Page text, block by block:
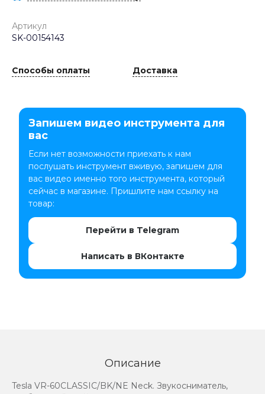
Артикул
SK-00154143
Способы оплаты Доставка
Запишем видео инструмента для
вас
Если нет возможности приехать к нам
послушать инструмент вживую, запишем для
вас видео именно того инструмента, который
сейчас в магазине. Пришлите нам ссылку на
товар:
Перейти в Telegram
Написать в ВКонтакте
Описание
Tesla VR-60CLASSIC/BK/NE Neck. Звукосниматель,